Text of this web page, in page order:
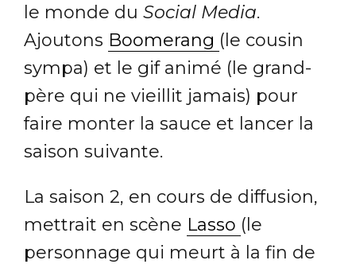
le monde du Social Media.
Ajoutons Boomerang (le cousin
sympa) et le gif animé (le grand-
père qui ne vieillit jamais) pour
faire monter la sauce et lancer la
saison suivante.
La saison 2, en cours de diffusion,
mettrait en scène Lasso (le
personnage qui meurt à la fin de